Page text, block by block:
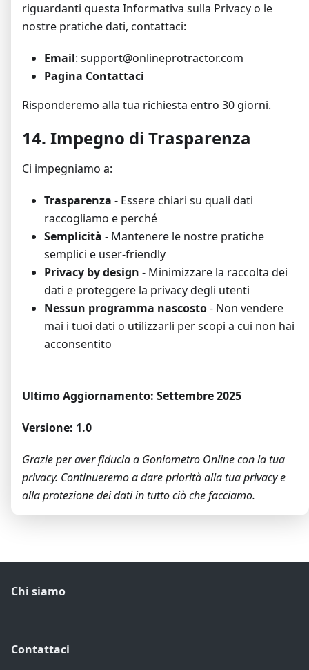
riguardanti questa Informativa sulla Privacy o le
nostre pratiche dati, contattaci:
Email: support@onlineprotractor.com
Pagina Contattaci
Risponderemo alla tua richiesta entro 30 giorni.
14. Impegno di Trasparenza
Ci impegniamo a:
Trasparenza - Essere chiari su quali dati
raccogliamo e perché
Semplicità - Mantenere le nostre pratiche
semplici e user-friendly
Privacy by design - Minimizzare la raccolta dei
dati e proteggere la privacy degli utenti
Nessun programma nascosto- Non vendere
mai i tuoi dati o utilizzarli per scopi a cui non hai
acconsentito
Ultimo Aggiornamento: Settembre 2025
Versione: 1.0
Grazie per aver fiducia a Goniometro Online con la tua
privacy. Continueremo a dare priorità alla tua privacy e
alla protezione dei dati in tutto ciò che facciamo.
Chi siamo
Contattaci